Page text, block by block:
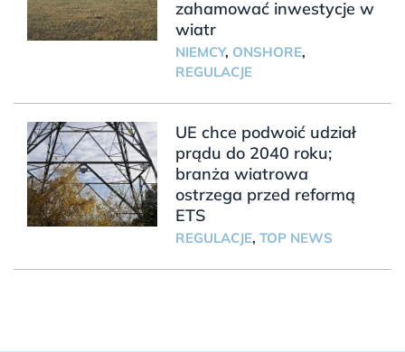
zahamować inwestycje w
wiatr
NIEMCY, ONSHORE,
REGULACJE
UE chce podwoić udział
prądu do 2040 roku;
branża wiatrowa
ostrzega przed reformą
ETS
REGULACJE, TOP NEWS